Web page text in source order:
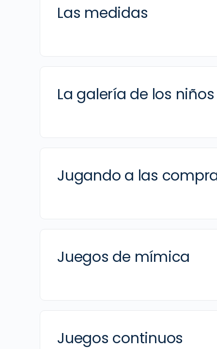
Las medidas
La galería de los niños
Jugando a las
Juegos de mímica
Juegos continuos